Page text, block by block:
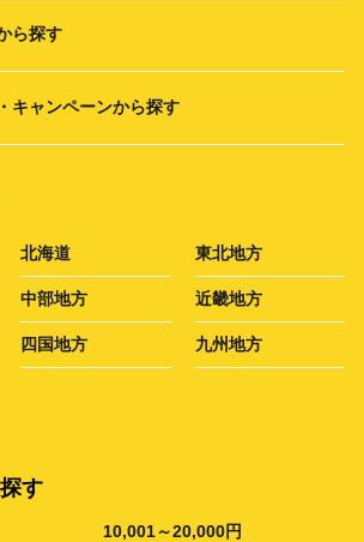
ら探す
キャンペーンから探す
北海道 東北地方
中部地方 近畿地方
四国地方 九州地方
す
10,001～20,000円